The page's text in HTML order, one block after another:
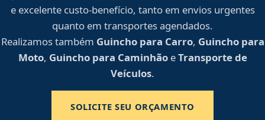
e excelente custo-benefício, tanto em envios urgentes
quanto em transportes agendados.
Realizamos também Guincho para Carro, Guincho para
Moto, Guincho para CaminhãoeTransporte de
Veículos.
SOLICITE SEU ORÇAMENTO